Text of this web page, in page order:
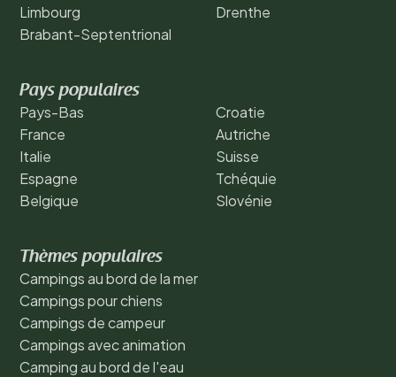
Limbourg
Brabant-Septentrional
Drenthe
Pays populaires
Pays-Bas
France
Italie
Espagne
Belgique
Croatie
Autriche
Suisse
Tchéquie
Slovénie
Thèmes populaires
Campings au bord de la mer
Campings pour chiens
Campings de campeur
Campings avec animation
Camping au bord de l'eau